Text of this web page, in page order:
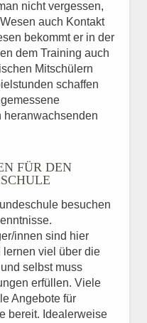
nicht vergessen,
auch Kontakt
bekommt er in der
dem Training auch
Mitschülern
schaffen
heranwachsenden
FÜR DEN
besuchen
innen sind hier
viel über die
selbst muss
erfüllen. Viele
Angebote für
bereit. Idealerweise